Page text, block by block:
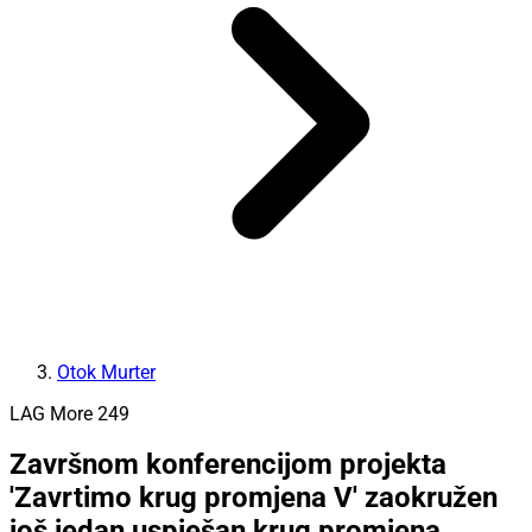
Otok Murter
LAG More 249
Završnom konferencijom projekta
'Zavrtimo krug promjena V' zaokružen